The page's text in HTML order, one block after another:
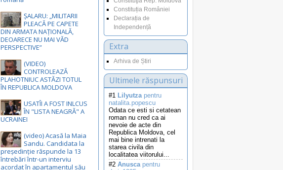
Constituția României
Declarația de
Independență
Extra
Arhiva de Știri
Ultimele răspunsuri
#1 Lilyutzapentru
natalita.popescu
Odata ce esti si cetatean
roman nu cred ca ai
nevoie de acte din
Republica Moldova, cel
mai bine intrenati la
starea civila din
localitatea viitorului...
#2 Anuscapentru
ȘALARU: „MILITARII
PLEACĂ PE CAPETE
DIN ARMATA NAȚIONALĂ,
DEOARECE NU MAI VĂD
PERSPECTIVE”
(VIDEO)
CONTROLEAZĂ
PLAHOTNIUC ASTĂZI TOTUL
ÎN REPUBLICA MOLDOVA
USATÎI A FOST INLCUS
ÎN "LISTA NEAGRĂ" A
UCRAINEI
(video) Acasă la Maia
Sandu. Candidata la
președinție răspunde la 13
întrebări într-un interviu
acordat în apartamentul său